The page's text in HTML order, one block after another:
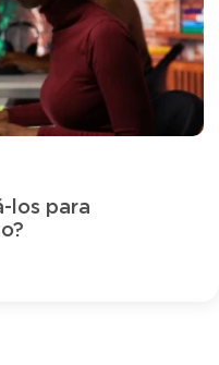
los para